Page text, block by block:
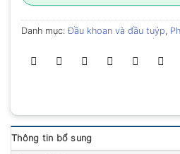
Danh mục:Đầu khoan và đầu tuýp,
Thông tin bổ sung